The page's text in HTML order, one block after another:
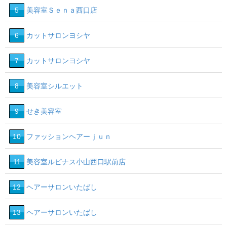
5 美容室Ｓｅｎａ西口店
6 カットサロンヨシヤ
7 カットサロンヨシヤ
8 美容室シルエット
9 せき美容室
10 ファッションヘアーｊｕｎ
11 美容室ルピナス小山西口駅前店
12 ヘアーサロンいたばし
13 ヘアーサロンいたばし